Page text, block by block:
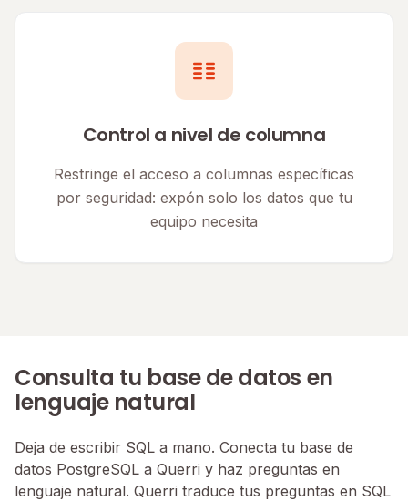
Control a nivel de columna
Restringe el acceso a columnas específicas
por seguridad: expón solo los datos que tu
equipo necesita
Consulta tu base de datos en
lenguaje natural
Deja de escribir SQL a mano. Conecta tu base de
datos PostgreSQL a Querri y haz preguntas en
lenguaje natural. Querri traduce tus preguntas en SQL